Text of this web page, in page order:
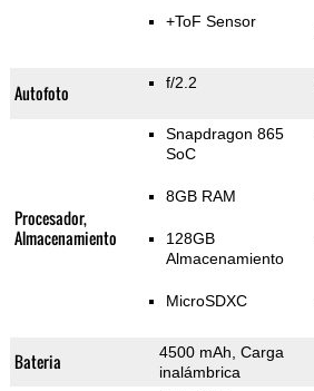
+ToF Sensor
Autofoto f/2.2
Procesador,
Almacenamiento
Snapdragon 865
SoC
8GB RAM
128GB
Almacenamiento
MicroSDXC
Bateria
4500 mAh, Carga
inalámbrica